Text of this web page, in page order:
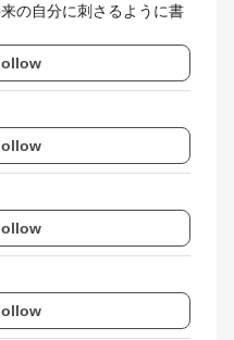
の自分に刺さるように書